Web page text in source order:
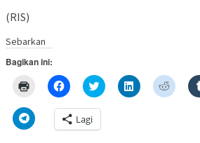
(RIS)
Sebarkan
Bagikan ini:
untuk
di
jendela
yang
Klik
untuk
di
Facebook(Membuka
di
Klik
untuk
pada
di
Klik
untuk
Klik
untuk
Klik
untuk
berbagi
Lagi